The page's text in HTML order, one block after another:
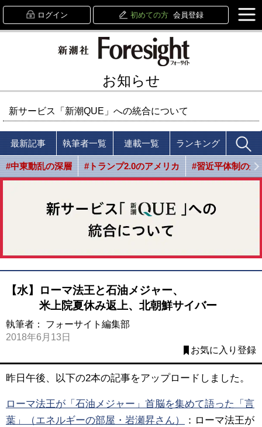
ログイン 初めての方 会員登録
お知らせ
新サービス「新潮QUE」への統合について
最新記事 執筆者一覧 連載一覧 ランキング
#中東動乱の深層 #トランプ2.0のアメリカ #習近平体制の光
【水】ローマ法王と石油メジャー、
米上院夏休み返上、北朝鮮サイバー
執筆者： フォーサイト編集部
2018年6月13日
お気に入り登録
昨日午後、以下の2本の記事をアップロードしました。
ローマ法王が「石油メジャー」首脳を集めて語った「言
葉」（エネルギーの部屋・岩瀬昇さん）
：ローマ法王が